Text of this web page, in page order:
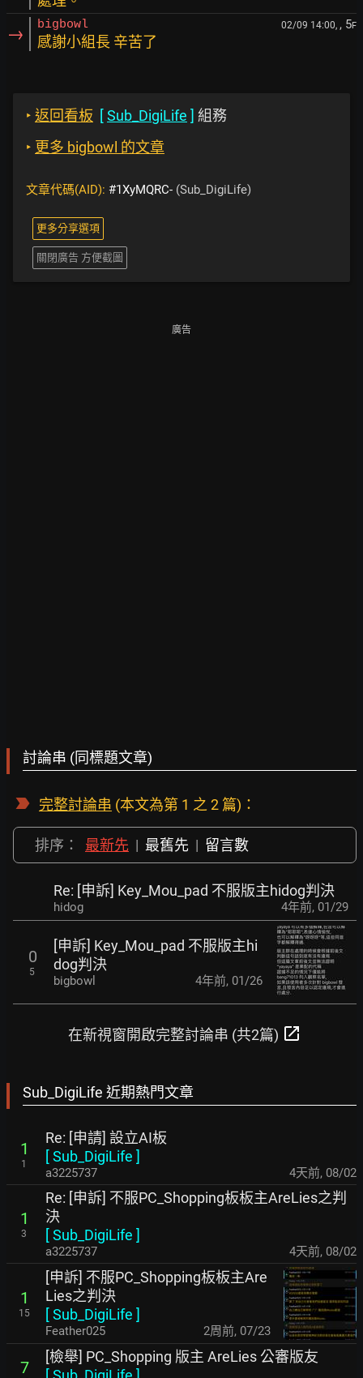
→ bigbowl 02/09 14:00, , 5F
感謝小組長 辛苦了
‣ 返回看板 [Sub_DigiLife ] 組務
‣ 更多 bigbowl 的文章
文章代碼(AID): #1XyMQRC- (Sub_DigiLife)
更多分享選項
關閉廣告 方便截圖
廣告
討論串 (同標題文章)
完整討論串 (本文為第 1 之 2 篇)：
排序： 最新先 | 最舊先 | 留言數
Re: [申訴] Key_Mou_pad 不服版主hidog判決
hidog 4年前, 01/29
0
5
[申訴] Key_Mou_pad 不服版主hi
dog判決
bigbowl 4年前, 01/26
在新視窗開啟完整討論串 (共2篇) open_in_new
Sub_DigiLife 近期熱門文章
1
1
Re: [申請] 設立AI板
[Sub_DigiLife ]
a3225737 4天前, 08/02
1
3
Re: [申訴] 不服PC_Shopping板板主AreLies之判
決
[Sub_DigiLife ]
a3225737 4天前, 08/02
1
15
[申訴] 不服PC_Shopping板板主Are
Lies之判決
[Sub_DigiLife ]
Feather025 2周前, 07/23
7
[檢舉] PC_Shopping 版主 AreLies 公審版友